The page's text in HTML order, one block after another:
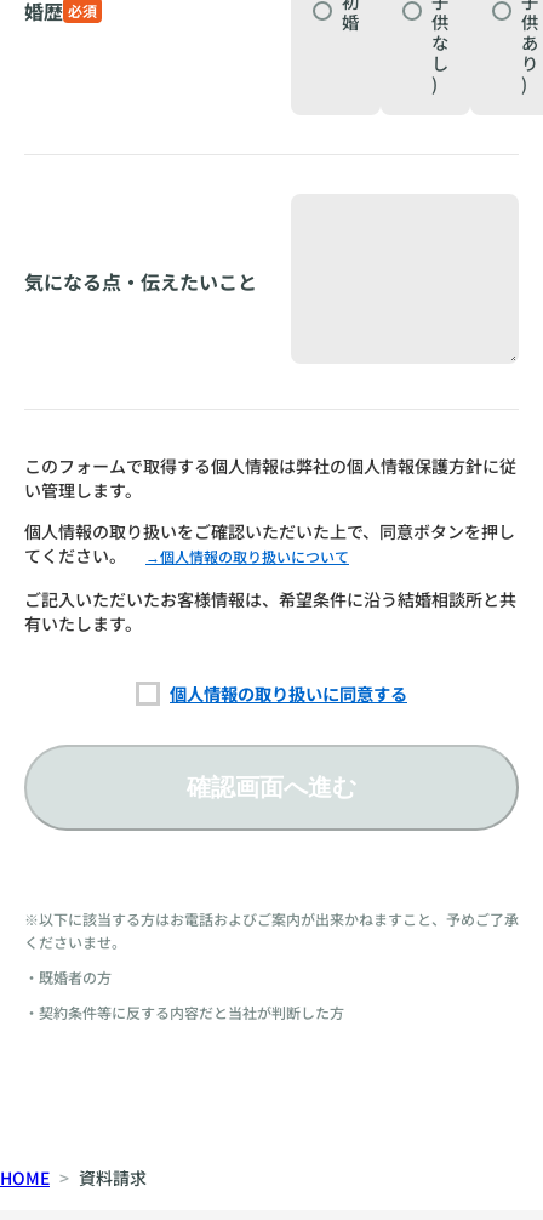
婚歴 必須
婚
供
な
し
)
供
あ
り
)
気になる点・伝えたいこと
このフォームで取得する個人情報は弊社の個人情報保護方針に従
い管理します。
個人情報の取り扱いをご確認いただいた上で、同意ボタンを押し
てください。
→個人情報の取り扱いについて
ご記入いただいたお客様情報は、希望条件に沿う結婚相談所と共
有いたします。
個人情報の取り扱いに同意する
確認画面へ進む
※以下に該当する方はお電話およびご案内が出来かねますこと、予めご了承
くださいませ。
・既婚者の方
・契約条件等に反する内容だと当社が判断した方
HOME 資料請求